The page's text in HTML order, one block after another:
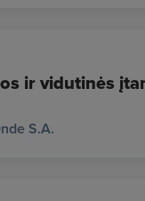
ir vidutinės
S.A.